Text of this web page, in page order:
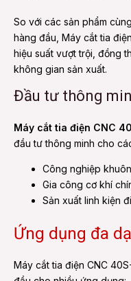
So với các sản phẩm
hàng đầu, Máy cắt tia
hiệu suất vượt trội, đồng
không gian sản xuất.
Đầu tư thông
Máy cắt tia điện CNC
đầu tư thông minh cho
Công nghiệp
Gia công cơ khí
Sản xuất linh kiện
Ứng dụng đa
Máy cắt tia điện CNC